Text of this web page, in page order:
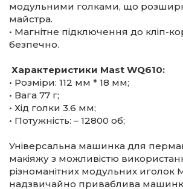
модульними голками, що
майстра.
• Магнітне підключення до кліп-
безпечно.
Характеристики Mast WQ610:
• Розміри: 112 мм * 18 мм;
• Вага 77 г;
• Хід голки 3.6 мм;
• Потужність: – 12800 об;
Універсальна машинка для
макіяжу з можливістю
різноманітних модульних иголок
надзвичайно приваблива